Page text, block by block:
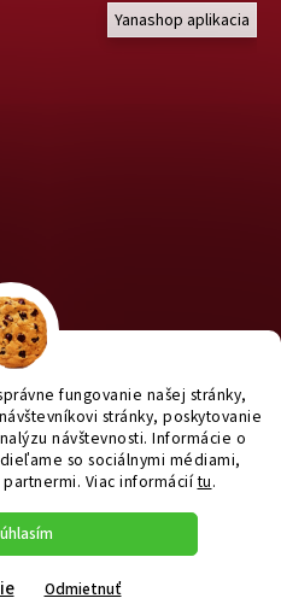
fungovanie našej stránky,
stránky, poskytovanie
návštevnosti. Informácie o
so sociálnymi médiami,
. Viac informáciítu.
Odmietnuť
Yanashop aplikacia
TU na náš útulkový eshop a
|e_minds
Všetky práva vyhradené.
Upraviť